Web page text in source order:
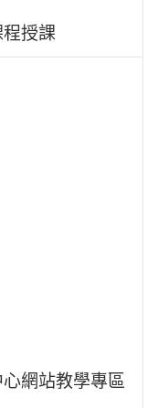
授課
網站教學專區